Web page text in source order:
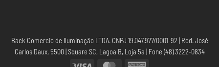
Back Comercio de Iluminação LTDA. CNPJ 19.047.977/0001-92 | Rod. José
Carlos Daux, 5500 | Square SC, Lagoa B, Loja 5a | Fone (48) 3222-0834
MasterCard